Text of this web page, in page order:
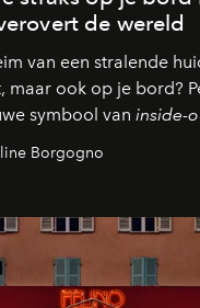
de wereld
van een stralende
maar ook op je bord?
symbool van inside-
Borgogno